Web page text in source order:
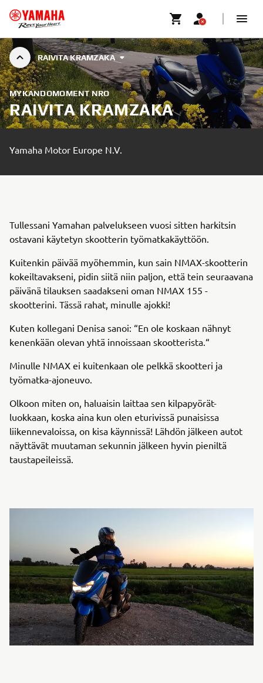
RAIVITA KRAMZAKA
MYKANDOMOMENT NRO
RAIVITA KRAMZAKA
Yamaha Motor Europe N.V.
Tullessani Yamahan palvelukseen vuosi sitten harkitsin
ostavani käytetyn skootterin työmatkakäyttöön.
Kuitenkin päivää myöhemmin, kun sain NMAX-skootterin
kokeiltavakseni, pidin siitä niin paljon, että tein seuraavana
päivänä tilauksen saadakseni oman NMAX 155 -
skootterini. Tässä rahat, minulle ajokki!
Kuten kollegani Denisa sanoi: “En ole koskaan nähnyt
kenenkään olevan yhtä innoissaan skootterista.“
Minulle NMAX ei kuitenkaan ole pelkkä skootteri ja
työmatka-ajoneuvo.
Olkoon miten on, haluaisin laittaa sen kilpapyörät-
luokkaan, koska aina kun olen eturivissä punaisissa
liikennevaloissa, on kisa käynnissä! Lähdön jälkeen autot
näyttävät muutaman sekunnin jälkeen hyvin pieniltä
taustapeileissä.